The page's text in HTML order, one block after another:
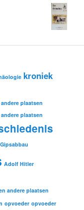
kroniek
plaatsen
plaatsen
Gipsabbau
Adolf Hitler
andere plaatsen
opvoeder opvoeder